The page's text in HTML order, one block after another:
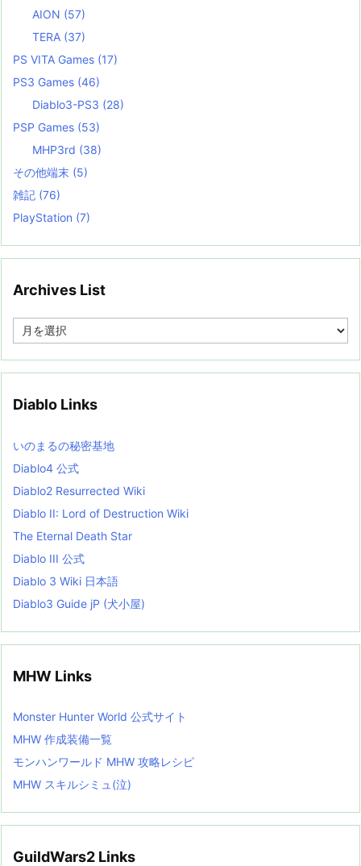
AION (57)
TERA (37)
PS VITA Games (17)
PS3 Games (46)
Diablo3-PS3 (28)
PSP Games (53)
MHP3rd (38)
その他端末 (5)
雑記 (76)
PlayStation (7)
Archives List
e
i
s
t
Diablo Links
いのまるの秘密基地
Diablo4 公式
Diablo2 Resurrected Wiki
Diablo II: Lord of Destruction Wiki
The Eternal Death Star
Diablo III 公式
Diablo 3 Wiki 日本語
Diablo3 Guide jP (犬小屋)
MHW Links
Monster Hunter World 公式サイト
MHW 作成装備一覧
モンハンワールド MHW 攻略レシピ
MHW スキルシミュ(泣)
GuildWars2 Links